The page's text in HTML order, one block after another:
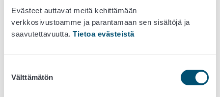
Evästeet auttavat meitä kehittämään
verkkosivustoamme ja parantamaan sen sisältöjä ja
saavutettavuutta. Tietoa evästeistä
valinta
Välttämätön
vastaajaa. Lisäksi selvitettiin käyttäjien ja ei-käyttäjien
käsityksiä maitotuotteiden ja lihan kasviperäisistä